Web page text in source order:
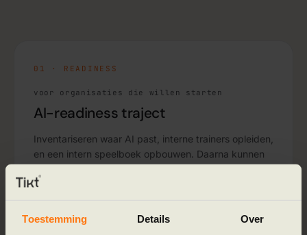
Toestemming Details Over
01 · READINESS
voor organisaties die willen starten
AI-readiness traject
Inventariseren waar AI past, interne trainers opleiden,
en een intern speelboek opbouwen. Daarna kunnen
eigen mensen.
Eigen Speelboek